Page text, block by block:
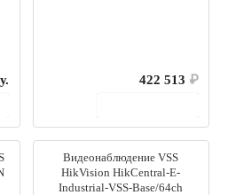
422 513 ₽
Видеонаблюдение VSS
HikVision HikCentral-E-
Industrial-VSS-Base/64ch